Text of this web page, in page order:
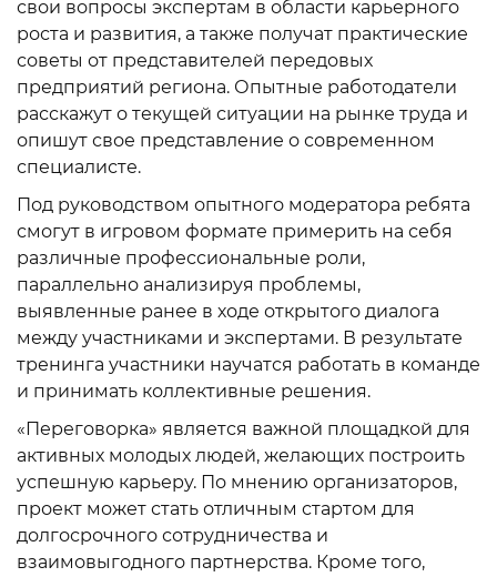
свои вопросы экспертам в области карьерного
роста и развития, а также получат практические
советы от представителей передовых
предприятий региона. Опытные работодатели
расскажут о текущей ситуации на рынке труда и
опишут свое представление о современном
специалисте.
Под руководством опытного модератора ребята
смогут в игровом формате примерить на себя
различные профессиональные роли,
параллельно анализируя проблемы,
выявленные ранее в ходе открытого диалога
между участниками и экспертами. В результате
тренинга участники научатся работать в команде
и принимать коллективные решения.
«Переговорка» является важной площадкой для
активных молодых людей, желающих построить
успешную карьеру. По мнению организаторов,
проект может стать отличным стартом для
долгосрочного сотрудничества и
взаимовыгодного партнерства. Кроме того,